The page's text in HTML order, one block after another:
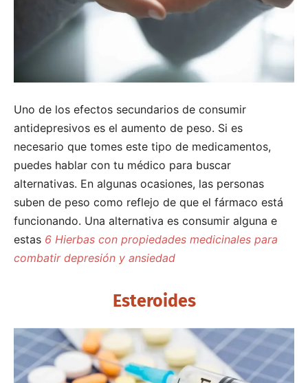
Uno de los efectos secundarios de consumir
antidepresivos es el aumento de peso. Si es
necesario que tomes este tipo de medicamentos,
puedes hablar con tu médico para buscar
alternativas. En algunas ocasiones, las personas
suben de peso como reflejo de que el fármaco está
funcionando. Una alternativa es consumir alguna e
estas 6 Hierbas con propiedades medicinales para
combatir depresión y ansiedad
Esteroides